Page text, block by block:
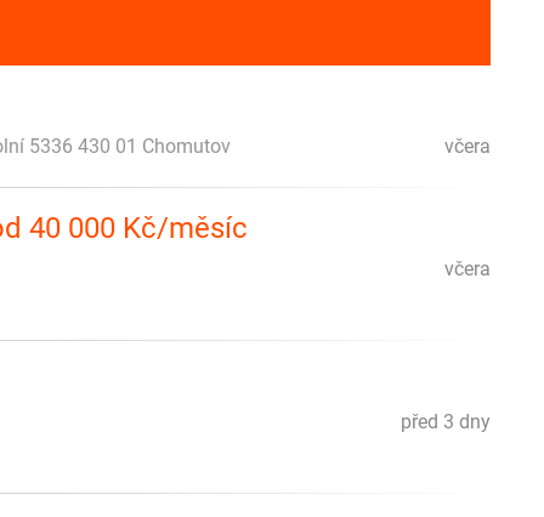
včera
5336 430 01 Chomutov
40 000 Kč/měsíc
včera
před 3 dny